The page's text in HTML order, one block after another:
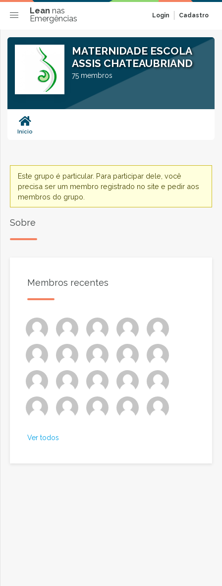
Lean nas
Emergências
Login Cadastro
MATERNIDADE ESCOLA
ASSIS CHATEAUBRIAND
75 membros
Início
Este grupo é particular. Para participar dele, você
precisa ser um membro registrado no site e pedir aos
membros do grupo.
Sobre
Membros recentes
Ver todos